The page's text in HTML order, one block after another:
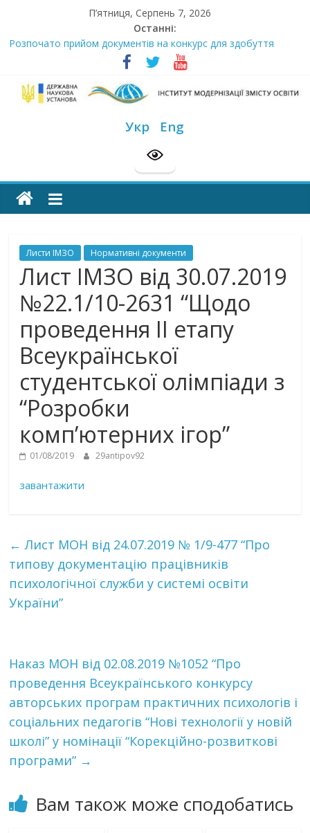
content
П’ятниця, Серпень 7, 2026
Останні:
Розпочато прийом документів на конкурс для здобуття
академічних стипендій імені Героїв Небесної Сотні на
Сімнадцята міжнародна виставка «Сучасні заклади освіти»
Стартує Всеукраїнський освітньо-методологічний відбір
«РодовідУчитель – 2026»
У червні стартує доставлення підручників для 2026–2027
МОН пропонує до громадського обговорення проєкт наказу
“Про затвердження Положення про Всеукраїнський конкурс
“Шкільна бібліотека”
Інститут
модернізації
змісту
освіти
офіційний
веб-
сайт
Укр Eng
Листи ІМЗО Нормативні документи
Лист ІМЗО від 30.07.2019
№22.1/10-2631 “Щодо
проведення ІІ етапу
Всеукраїнської
студентської олімпіади з
“Розробки
комп’ютерних ігор”
01/08/2019 29antipov92
завантажити
← Лист МОН від 24.07.2019 № 1/9-477 “Про
типову документацію працівників
психологічної служби у системі освіти
України”
Наказ МОН від 02.08.2019 №1052 “Про
проведення Всеукраїнського конкурсу
авторських програм практичних психологів і
соціальних педагогів “Нові технології у новій
школі” у номінації “Корекційно-розвиткові
програми” →
Вам також може сподобатись